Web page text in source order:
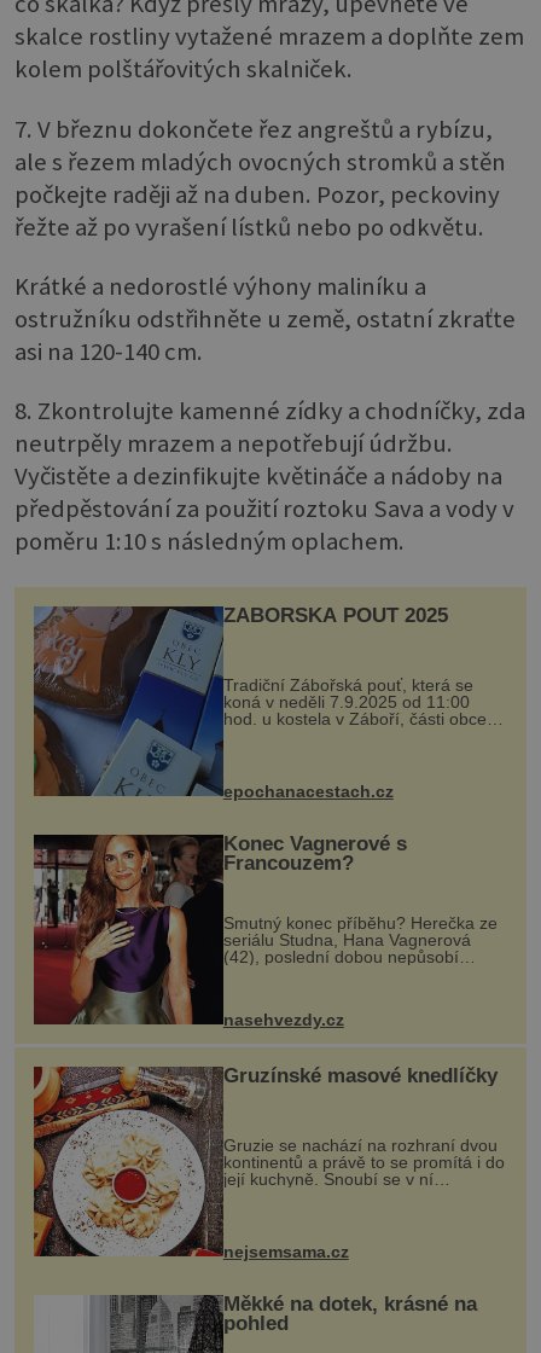
skalce rostliny vytažené mrazem a doplňte zem
kolem polštářovitých skalniček.
7. V březnu dokončete řez angreštů a rybízu,
ale s řezem mladých ovocných stromků a stěn
počkejte raději až na duben. Pozor, peckoviny
řežte až po vyrašení lístků nebo po odkvětu.
Krátké a nedorostlé výhony maliníku a
ostružníku odstřihněte u země, ostatní zkraťte
asi na 120-140 cm.
8. Zkontrolujte kamenné zídky a chodníčky, zda
neutrpěly mrazem a nepotřebují údržbu.
Vyčistěte a dezinfikujte květináče a nádoby na
předpěstování za použití roztoku Sava a vody v
poměru 1:10 s následným oplachem.
ZÁBOŘSKÁ POUŤ 2025
Tradiční Zábořská pouť, která se
koná v neděli 7.9.2025 od 11:00
hod. u kostela v Záboří, části obce
Kly u Mělníka. V programu naleznete
komentovanou prohlídku kostela,
epochanacestach.cz
Konec Vagnerové s
Francouzem?
Smutný konec příběhu? Herečka ze
seriálu Studna, Hana Vagnerová
(42), poslední dobou nepůsobí
nasehvezdy.cz
Gruzínské masové knedlíčky
Gruzie se nachází na rozhraní dvou
kontinentů a právě to se promítá i do
její kuchyně. Snoubí se v ní
evropské a asijské chutě a díky tomu
pokrmy, které rozhodně st...
nejsemsama.cz
Měkké na dotek, krásné na
pohled